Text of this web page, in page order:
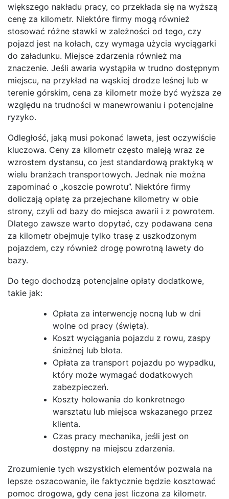
większego nakładu pracy, co przekłada się na wyższą
cenę za kilometr. Niektóre firmy mogą również
stosować różne stawki w zależności od tego, czy
pojazd jest na kołach, czy wymaga użycia wyciągarki
do załadunku. Miejsce zdarzenia również ma
znaczenie. Jeśli awaria wystąpiła w trudno dostępnym
miejscu, na przykład na wąskiej drodze leśnej lub w
terenie górskim, cena za kilometr może być wyższa ze
względu na trudności w manewrowaniu i potencjalne
ryzyko.
Odległość, jaką musi pokonać laweta, jest oczywiście
kluczowa. Ceny za kilometr często maleją wraz ze
wzrostem dystansu, co jest standardową praktyką w
wielu branżach transportowych. Jednak nie można
zapominać o „koszcie powrotu”. Niektóre firmy
doliczają opłatę za przejechane kilometry w obie
strony, czyli od bazy do miejsca awarii i z powrotem.
Dlatego zawsze warto dopytać, czy podawana cena
za kilometr obejmuje tylko trasę z uszkodzonym
pojazdem, czy również drogę powrotną lawety do
bazy.
Do tego dochodzą potencjalne opłaty dodatkowe,
takie jak:
Opłata za interwencję nocną lub w dni
wolne od pracy (święta).
Koszt wyciągania pojazdu z rowu, zaspy
śnieżnej lub błota.
Opłata za transport pojazdu po wypadku,
który może wymagać dodatkowych
zabezpieczeń.
Koszty holowania do konkretnego
warsztatu lub miejsca wskazanego przez
klienta.
Czas pracy mechanika, jeśli jest on
dostępny na miejscu zdarzenia.
Zrozumienie tych wszystkich elementów pozwala na
lepsze oszacowanie, ile faktycznie będzie kosztować
pomoc drogowa, gdy cena jest liczona za kilometr.